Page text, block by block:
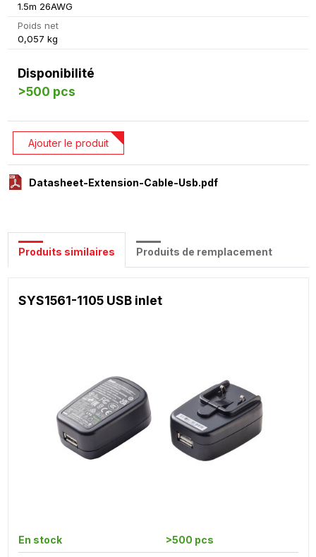
1.5m 26AWG
Poids net
0,057 kg
Disponibilité
>500 pcs
Datasheet-Extension-Cable-Usb.pdf
Ajouter le produit
Produits similaires Produits de remplacement
SYS1561-1105 USB inlet
En stock >500 pcs